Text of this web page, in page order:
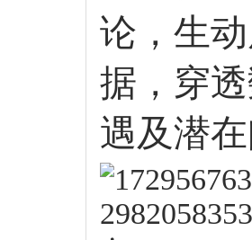
论，生
据，穿
遇及潜在